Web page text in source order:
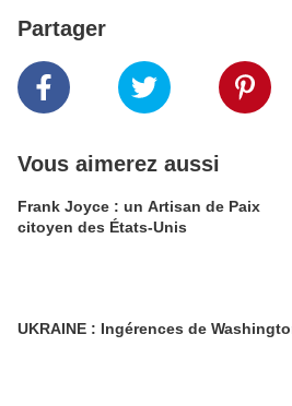
Partager
Vous aimerez aussi
Frank Joyce : un Artisan de Paix
citoyen des États-Unis
UKRAINE : Ingérences de